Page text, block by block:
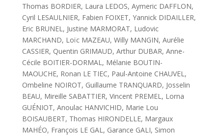
Thomas BORDIER, Laura LEDOS, Aymeric DAFFLON,
Cyril LESAULNIER, Fabien FOIXET, Yannick DIDAILLER,
Eric BRUNEL, Justine MARMORAT, Ludovic
MARCHAND, Loïc MAZEAU, Willy MANGIN, Aurélie
CASSIER, Quentin GRIMAUD, Arthur DUBAR, Anne-
Cécile BOITIER-DORMAL, Mélanie BOUTIN-
MAOUCHE, Ronan LE TIEC, Paul-Antoine CHAUVEL,
Ombeline NOIROT, Guillaume TRANQUARD, Josselin
BEAU, Mireille SABATTIER, Vincent PREMEL, Lorna
GUÉNIOT, Anoulac HANVICHID, Marie Lou
BOISAUBERT, Thomas HIRONDELLE, Margaux
MAHÉO, François LE GAL, Garance GALI, Simon